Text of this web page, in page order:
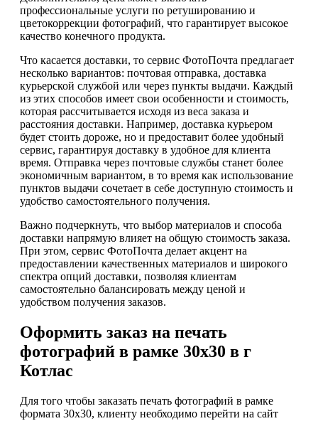
профессиональные услуги по ретушированию и
цветокоррекции фотографий, что гарантирует высокое
качество конечного продукта.
Что касается доставки, то сервис ФотоПочта предлагает
несколько вариантов: почтовая отправка, доставка
курьерской службой или через пункты выдачи. Каждый
из этих способов имеет свои особенности и стоимость,
которая рассчитывается исходя из веса заказа и
расстояния доставки. Например, доставка курьером
будет стоить дороже, но и предоставит более удобный
сервис, гарантируя доставку в удобное для клиента
время. Отправка через почтовые службы станет более
экономичным вариантом, в то время как использование
пунктов выдачи сочетает в себе доступную стоимость и
удобство самостоятельного получения.
Важно подчеркнуть, что выбор материалов и способа
доставки напрямую влияет на общую стоимость заказа.
При этом, сервис ФотоПочта делает акцент на
предоставлении качественных материалов и широкого
спектра опций доставки, позволяя клиентам
самостоятельно балансировать между ценой и
удобством получения заказов.
Оформить заказ на печать
фотографий в рамке 30х30 в г
Котлас
Для того чтобы заказать печать фотографий в рамке
формата 30х30, клиенту необходимо перейти на сайт